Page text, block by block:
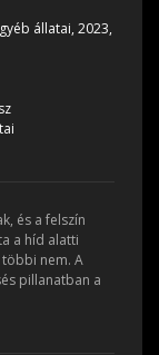
állatai, 2023,
és a felszín
a híd alatti
nem. A
pillanatban a